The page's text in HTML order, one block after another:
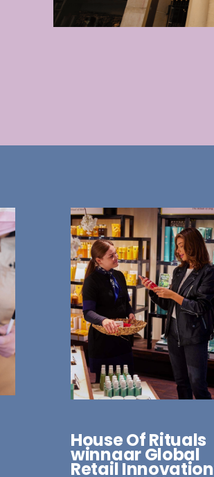
House Of Rituals
winnaar Global
Retail Innovation